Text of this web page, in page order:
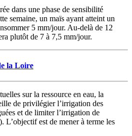
dans une phase de sensibilité
semaine, un maïs ayant atteint un
5 mm/jour. Au-delà de 12
plutôt de 7 à 7,5 mm/jour.
la Loire
sur la ressource en eau, la
de privilégier l’irrigation des
et de limiter l’irrigation de
L’objectif est de mener à terme les